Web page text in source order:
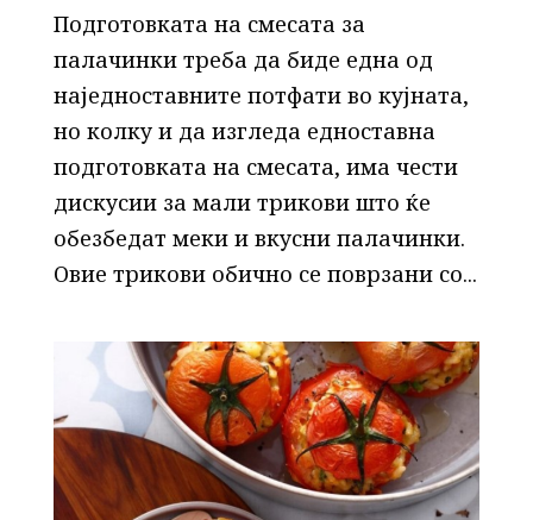
Подготовката на смесата за
палачинки треба да биде една од
наједноставните потфати во кујната,
но колку и да изгледа едноставна
подготовката на смесата, има чести
дискусии за мали трикови што ќе
обезбедат меки и вкусни палачинки.
Овие трикови обично се поврзани со...